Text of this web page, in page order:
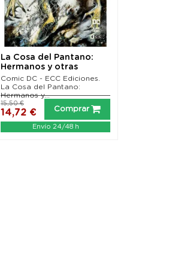
La Cosa del Pantano:
Hermanos y otras
historias
Comic DC - ECC Ediciones.
La Cosa del Pantano:
Hermanos y...
14,72 €
15,50 €
Comprar
Envío 24/48 h